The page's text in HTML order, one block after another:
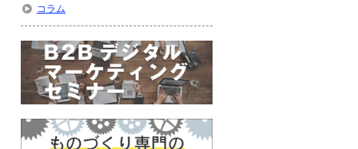
コラム